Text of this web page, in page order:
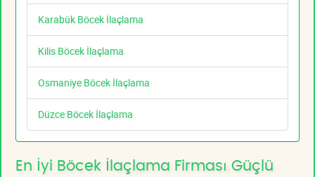
Karabük Böcek İlaçlama
Kilis Böcek İlaçlama
Osmaniye Böcek İlaçlama
Düzce Böcek İlaçlama
En İyi Böcek İlaçlama Firması Güçlü